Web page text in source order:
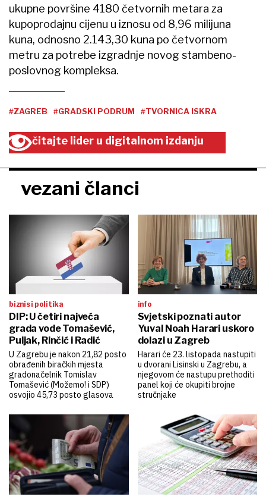
ukupne površine 4180 četvornih metara za
kupoprodajnu cijenu u iznosu od 8,96 milijuna
kuna, odnosno 2.143,30 kuna po četvornom
metru za potrebe izgradnje novog stambeno-
poslovnog kompleksa.
#ZAGREB #GRADSKI PODRUM #TVORNICA ISKRA
čitajte lider u digitalnom izdanju
vezani članci
biznis i politika
DIP: U četiri najveća
grada vode Tomašević,
Puljak, Rinčić i Radić
U Zagrebu je nakon 21,82 posto
obrađenih biračkih mjesta
gradonačelnik Tomislav
Tomašević (Možemo! i SDP)
osvojio 45,73 posto glasova
info
Svjetski poznati autor
Yuval Noah Harari uskoro
dolazi u Zagreb
Harari će 23. listopada nastupiti
u dvorani Lisinski u Zagrebu, a
njegovom će nastupu prethoditi
panel koji će okupiti brojne
stručnjake